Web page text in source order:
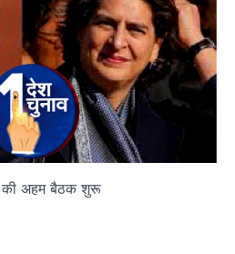
की अहम बैठक शुरू